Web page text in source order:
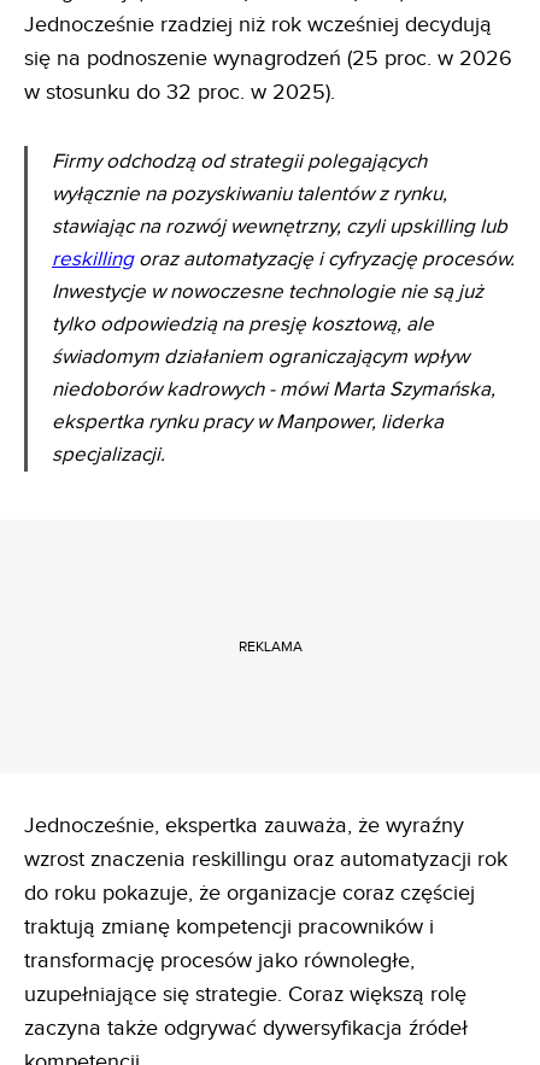
Jednocześnie rzadziej niż rok wcześniej decydują
się na podnoszenie wynagrodzeń (25 proc. w 2026
w stosunku do 32 proc. w 2025).
Firmy odchodzą od strategii polegających
wyłącznie na pozyskiwaniu talentów z rynku,
stawiając na rozwój wewnętrzny, czyli upskilling lub
reskillingoraz automatyzację i cyfryzację procesów.
Inwestycje w nowoczesne technologie nie są już
tylko odpowiedzią na presję kosztową, ale
świadomym działaniem ograniczającym wpływ
niedoborów kadrowych - mówi Marta Szymańska,
ekspertka rynku pracy w Manpower, liderka
specjalizacji.
REKLAMA
Jednocześnie, ekspertka zauważa, że wyraźny
wzrost znaczenia reskillingu oraz automatyzacji rok
do roku pokazuje, że organizacje coraz częściej
traktują zmianę kompetencji pracowników i
transformację procesów jako równoległe,
uzupełniające się strategie. Coraz większą rolę
zaczyna także odgrywać dywersyfikacja źródeł